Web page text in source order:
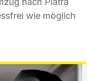
wie möglich